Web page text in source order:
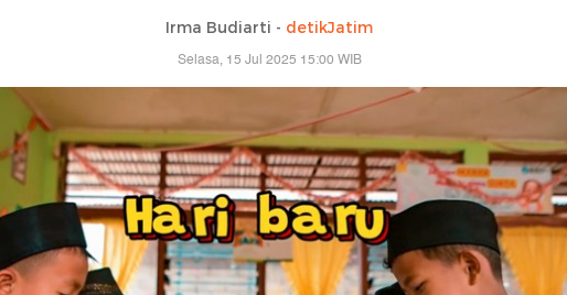
Irma Budiarti - detikJatim
Selasa, 15 Jul 2025 15:00 WIB